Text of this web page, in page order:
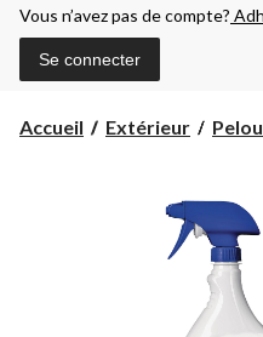
Vous n’avez pas de compte?
Se connecter
Accueil Extérieur